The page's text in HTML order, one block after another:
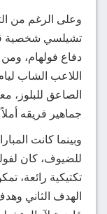
وعلى الرغم من
تشيلسي شخصية
اللاعب الشاب
الصاعق للبلوز،
جماهير فريقه
وبينما كانت
تكتيكية رائعة،
الهدف الثاني